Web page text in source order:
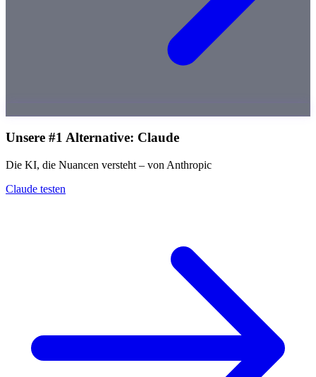
Unsere #1 Alternative: Claude
Die KI, die Nuancen versteht – von Anthropic
Claude testen